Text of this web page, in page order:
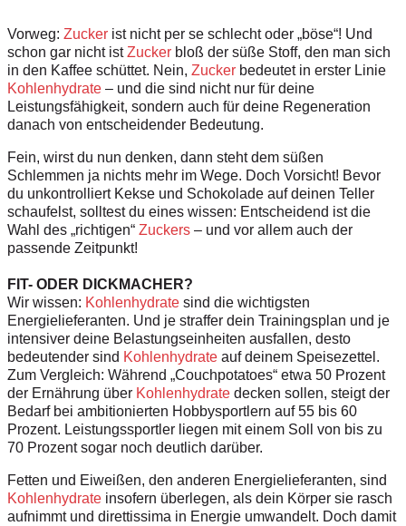
Vorweg: Zucker ist nicht per se schlecht oder „böse“! Und
schon gar nicht istZucker bloß der süße Stoff, den man sich
in den Kaffee schüttet. Nein, Zucker bedeutet in erster Linie
Kohlenhydrate – und die sind nicht nur für deine
Leistungsfähigkeit, sondern auch für deine Regeneration
danach von entscheidender Bedeutung.
Fein, wirst du nun denken, dann steht dem süßen
Schlemmen ja nichts mehr im Wege. Doch Vorsicht! Bevor
du unkontrolliert Kekse und Schokolade auf deinen Teller
schaufelst, solltest du eines wissen: Entscheidend ist die
Wahl des „richtigen“ Zuckers – und vor allem auch der
passende Zeitpunkt!
FIT- ODER DICKMACHER?
Wir wissen: Kohlenhydrate sind die wichtigsten
Energielieferanten. Und je straffer dein Trainingsplan und je
intensiver deine Belastungseinheiten ausfallen, desto
bedeutender sind Kohlenhydrate auf deinem Speisezettel.
Zum Vergleich: Während „Couchpotatoes“ etwa 50 Prozent
der Ernährung über Kohlenhydrate decken sollen, steigt der
Bedarf bei ambitionierten Hobbysportlern auf 55 bis 60
Prozent. Leistungssportler liegen mit einem Soll von bis zu
70 Prozent sogar noch deutlich darüber.
Fetten und Eiweißen, den anderen Energielieferanten, sind
Kohlenhydrate insofern überlegen, als dein Körper sie rasch
aufnimmt und direttissima in Energie umwandelt. Doch damit